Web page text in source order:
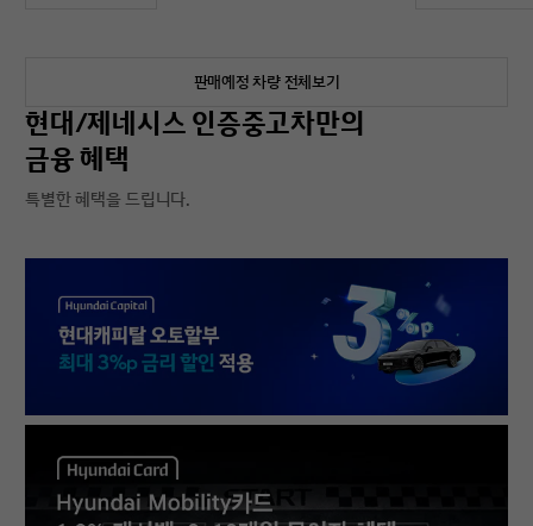
판매예정 차량 전체보기
현대/제네시스 인증중고차만의
금융 혜택
특별한 혜택을 드립니다.